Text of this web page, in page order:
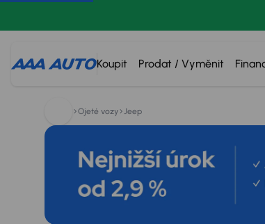
Koupit Prodat / Vyměnit
Hledáte: Zrušit
Ojeté vozy Jeep